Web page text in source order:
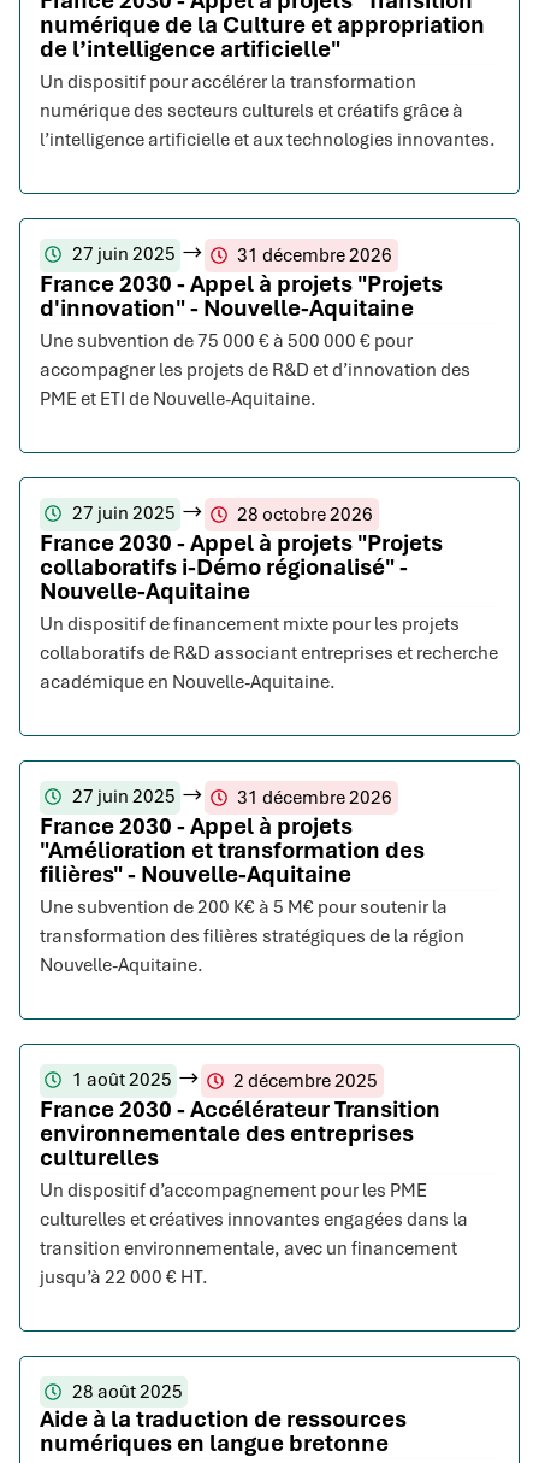
numérique de la Culture et appropriation
de l’intelligence artificielle"
Un dispositif pour accélérer la transformation
numérique des secteurs culturels et créatifs grâce à
l’intelligence artificielle et aux technologies innovantes.
27 juin 2025 31 décembre 2026
France 2030 - Appel à projets "Projets
d'innovation" - Nouvelle-Aquitaine
Une subvention de 75 000 € à 500 000 € pour
accompagner les projets de R&D et d’innovation des
PME et ETI de Nouvelle-Aquitaine.
27 juin 2025 28 octobre 2026
France 2030 - Appel à projets "Projets
collaboratifs i-Démo régionalisé" -
Nouvelle-Aquitaine
Un dispositif de financement mixte pour les projets
collaboratifs de R&D associant entreprises et recherche
académique en Nouvelle-Aquitaine.
27 juin 2025 31 décembre 2026
France 2030 - Appel à projets
"Amélioration et transformation des
filières" - Nouvelle-Aquitaine
Une subvention de 200 K€ à 5 M€ pour soutenir la
transformation des filières stratégiques de la région
Nouvelle-Aquitaine.
1 août 2025 2 décembre 2025
France 2030 - Accélérateur Transition
environnementale des entreprises
culturelles
Un dispositif d’accompagnement pour les PME
culturelles et créatives innovantes engagées dans la
transition environnementale, avec un financement
jusqu’à 22 000 € HT.
28 août 2025
Aide à la traduction de ressources
numériques en langue bretonne